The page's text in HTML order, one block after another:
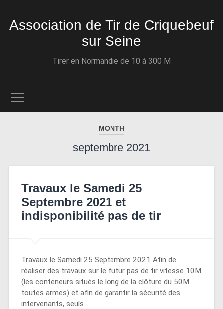
Association de Tir de Criquebeuf
sur Seine
Tirer en Normandie de 10 à 300 M
MONTH
septembre 2021
Travaux le Samedi 25
Septembre 2021 et
indisponibilité pas de tir
Travaux le Samedi 25 Septembre 2021 Afin de
réaliser des travaux sur le futur pas de tir vitesse 10M
(les conteneurs situés le long de la clôture du 50M
toutes armes) et afin de garantir la sécurité des
intervenants, seuls…